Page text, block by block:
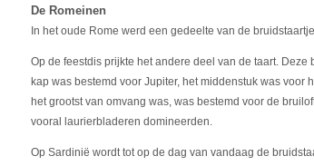
De Romeinen
In het oude Rome werd een gedeelte van de
Op de feestdis prijkte het andere deel van de taart.
kap was bestemd voor Jupiter, het middenstuk was
het grootst van omvang was, was bestemd voor de
vooral laurierbladeren domineerden.
Op Sardinië wordt tot op de dag van vandaag de